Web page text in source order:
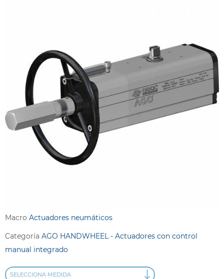
Macro Actuadores neumáticos
Categoría AGO HANDWHEEL - Actuadores con control
manual integrado
SELECCIONA MEDIDA